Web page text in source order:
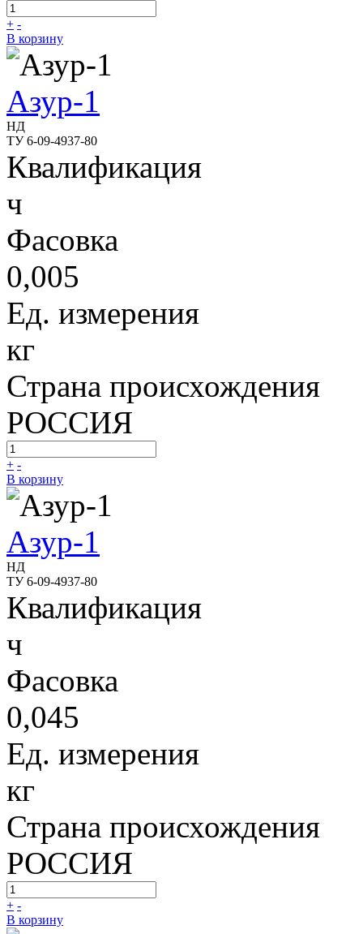
+ -
В корзину
Азур-1
НД
ТУ 6-09-4937-80
Квалификация
ч
Фасовка
0,005
Ед. измерения
кг
Страна происхождения
РОССИЯ
+ -
В корзину
Азур-1
НД
ТУ 6-09-4937-80
Квалификация
ч
Фасовка
0,045
Ед. измерения
кг
Страна происхождения
РОССИЯ
+ -
В корзину